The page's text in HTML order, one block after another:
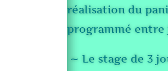
réalisation du
programmé
∼ Le stage de 3